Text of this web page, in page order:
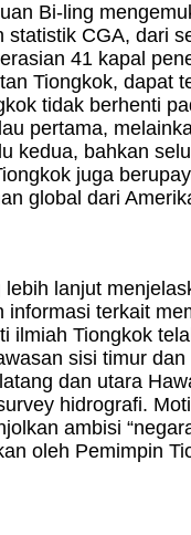
Bi-ling
statistik CGA, dari
41 kapal
Tiongkok, dapat
tidak berhenti
pertama,
kedua, bahkan
juga
global dari
lebih lanjut
informasi terkait
ilmiah Tiongkok
sisi timur
dan utara
hidrografi.
ambisi
oleh Pemimpin